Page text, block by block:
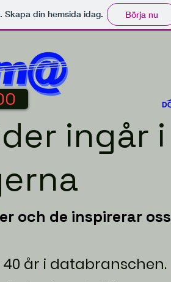
Skapa din hemsida idag. Börja nu
ingår i
och de inspirerar oss
år i databranschen.